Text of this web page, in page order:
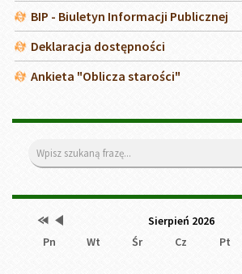
BIP - Biuletyn Informacji Publicznej
Deklaracja dostępności
Ankieta "Oblicza starości"
Wyszukiwarka
Kalendarz Lista
wydarzeń
Sierpień 2026Brak
w
Przestaw
na
Przestaw
na
Pn Wt Śr Cz Pt